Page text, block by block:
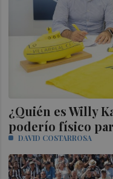
¿Quién es Willy
poderío físico
DAVID COSTARROSA